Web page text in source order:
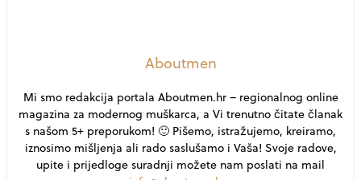
Aboutmen
Mi smo redakcija portala Aboutmen.hr – regionalnog online
magazina za modernog muškarca, a Vi trenutno čitate članak
s našom 5+ preporukom! 🙂 Pišemo, istražujemo, kreiramo,
iznosimo mišljenja ali rado saslušamo i Vaša! Svoje radove,
upite i prijedloge suradnji možete nam poslati na mail